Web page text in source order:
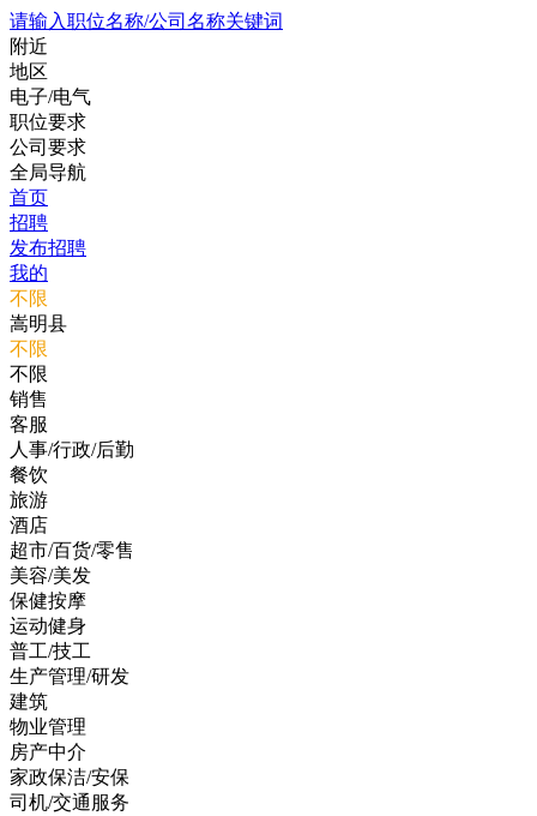
请输入职位名称/公司名称关键词
附近
地区
电子/电气
职位要求
公司要求
全局导航
首页
招聘
发布招聘
我的
不限
嵩明县
不限
不限
销售
客服
人事/行政/后勤
餐饮
旅游
酒店
超市/百货/零售
美容/美发
保健按摩
运动健身
普工/技工
生产管理/研发
建筑
物业管理
房产中介
家政保洁/安保
司机/交通服务